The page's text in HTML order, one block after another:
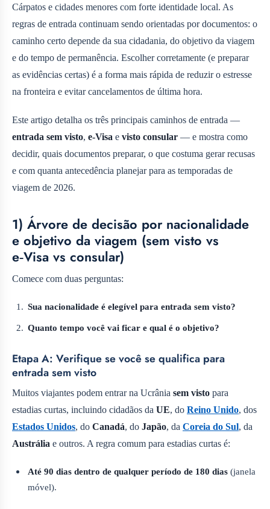
Cárpatos e cidades menores com forte identidade local. As
regras de entrada continuam sendo orientadas por documentos: o
caminho certo depende da sua cidadania, do objetivo da viagem
e do tempo de permanência. Escolher corretamente (e preparar
as evidências certas) é a forma mais rápida de reduzir o estresse
na fronteira e evitar cancelamentos de última hora.
Este artigo detalha os três principais caminhos de entrada —
entrada sem visto, e‑Visa e visto consular — e mostra como
decidir, quais documentos preparar, o que costuma gerar recusas
e com quanta antecedência planejar para as temporadas de
viagem de 2026.
1) Árvore de decisão por nacionalidade
e objetivo da viagem (sem visto vs
e‑Visa vs consular)
Comece com duas perguntas:
Sua nacionalidade é elegível para entrada sem visto?
Quanto tempo você vai ficar e qual é o objetivo?
Etapa A: Verifique se você se qualifica para
entrada sem visto
Muitos viajantes podem entrar na Ucrânia sem visto para
estadias curtas, incluindo cidadãos da UE, do Reino Unido, dos
Estados Unidos, do Canadá, do Japão, da Coreia do Sul, da
Austrália e outros. A regra comum para estadias curtas é:
Até 90 dias dentro de qualquer período de 180 dias (janela
móvel).